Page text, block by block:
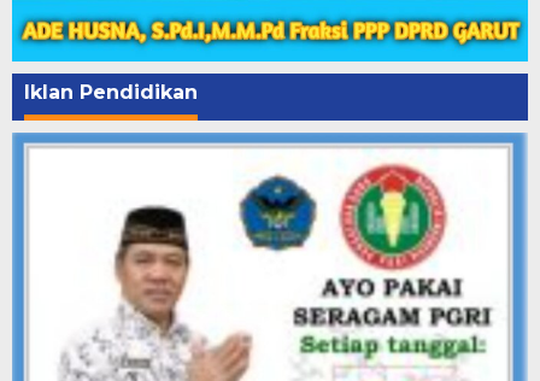
Iklan Pendidikan